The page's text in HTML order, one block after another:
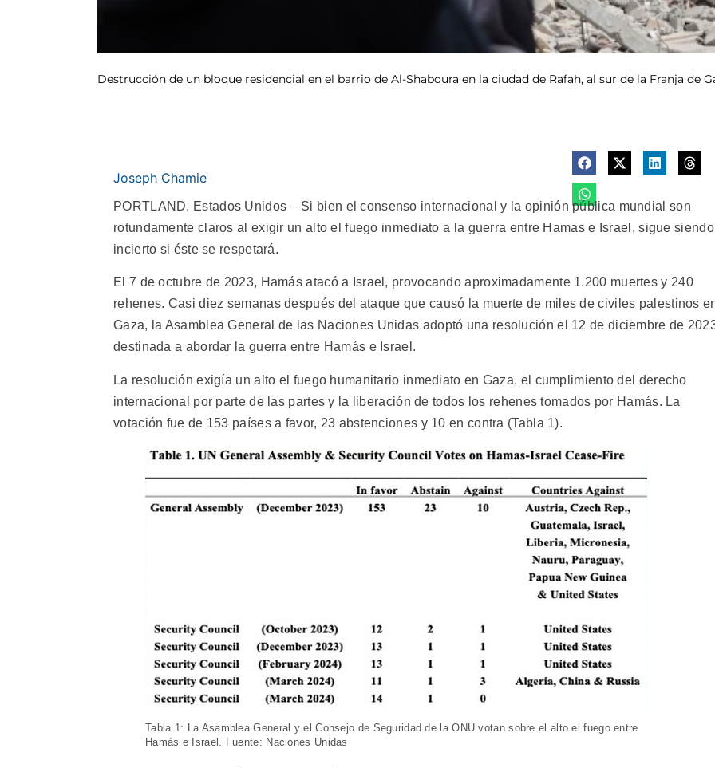
Destrucción de un bloque residencial en el barrio de Al-Shaboura en la ciudad de Rafah, al sur de la Franja de
Joseph Chamie
PORTLAND, Estados Unidos – Si bien el consenso internacional y la opinión pública mundial son
rotundamente claros al exigir un alto el fuego inmediato a la guerra entre Hamas e Israel, sigue siendo
incierto si éste se respetará.
El 7 de octubre de 2023, Hamás atacó a Israel, provocando aproximadamente 1.200 muertes y 240
rehenes. Casi diez semanas después del ataque que causó la muerte de miles de civiles palestinos
Gaza, la Asamblea General de las Naciones Unidas adoptó una resolución el 12 de diciembre de
destinada a abordar la guerra entre Hamás e Israel.
La resolución exigía un alto el fuego humanitario inmediato en Gaza, el cumplimiento del derecho
internacional por parte de las partes y la liberación de todos los rehenes tomados por Hamás. La
votación fue de 153 países a favor, 23 abstenciones y 10 en contra (Tabla 1).
Tabla 1: La Asamblea General y el Consejo de Seguridad de la ONU votan sobre el alto el fuego entre
Hamás e Israel. Fuente: Naciones Unidas